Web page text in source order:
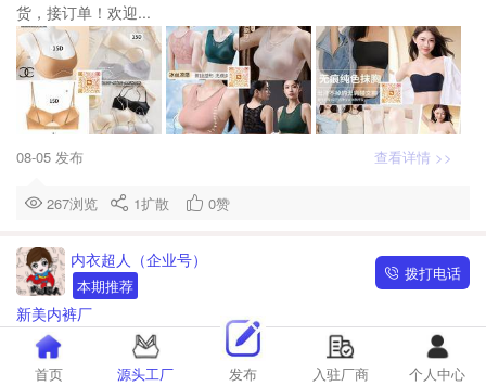
货，接订单！欢迎...
08-05 发布 查看详情 >>
267浏览 1扩散 0赞
内衣超人（企业号）
本期推荐
拨打电话
新美内裤厂
高品质，高做工，高性价比接单电话：15992230333（同微）❗️200-
300个网络爆款 均有现货添加好友获取最新货盘笔记❗️
首页 源头工厂 发布 入驻厂商 个人中心